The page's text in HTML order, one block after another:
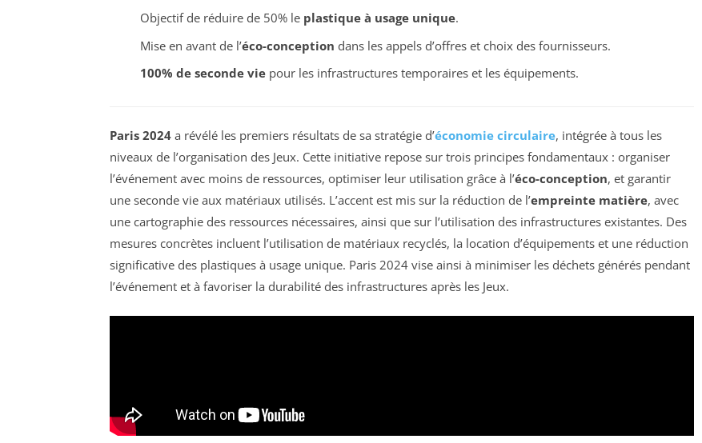
Objectif de réduire de 50% le plastique à usage unique.
Mise en avant de l’éco-conception dans les appels d’offres et choix des fournisseurs.
100% de seconde viepour les infrastructures temporaires et les équipements.
Paris 2024 a révélé les premiers résultats de sa stratégie d’économie circulaire, intégrée à tous les
niveaux de l’organisation des Jeux. Cette initiative repose sur trois principes fondamentaux : organiser
l’événement avec moins de ressources, optimiser leur utilisation grâce à l’éco-conception, et garantir
une seconde vie aux matériaux utilisés. L’accent est mis sur la réduction de l’empreinte matière, avec
une cartographie des ressources nécessaires, ainsi que sur l’utilisation des infrastructures existantes. Des
mesures concrètes incluent l’utilisation de matériaux recyclés, la location d’équipements et une réduction
significative des plastiques à usage unique. Paris 2024 vise ainsi à minimiser les déchets générés pendant
l’événement et à favoriser la durabilité des infrastructures après les Jeux.